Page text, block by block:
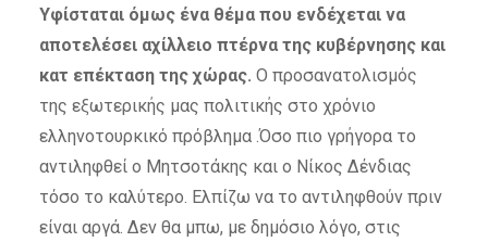
Υφίσταται όμως ένα θέμα που ενδέχεται να
αποτελέσει αχίλλειο πτέρνα της κυβέρνησης και
κατ επέκταση της χώρας. Ο προσανατολισμός
της εξωτερικής μας πολιτικής στο χρόνιο
ελληνοτουρκικό πρόβλημα .Όσο πιο γρήγορα το
αντιληφθεί ο Μητσοτάκης και ο Νίκος Δένδιας
τόσο το καλύτερο. Ελπίζω να το αντιληφθούν πριν
είναι αργά. Δεν θα μπω, με δημόσιο λόγο, στις